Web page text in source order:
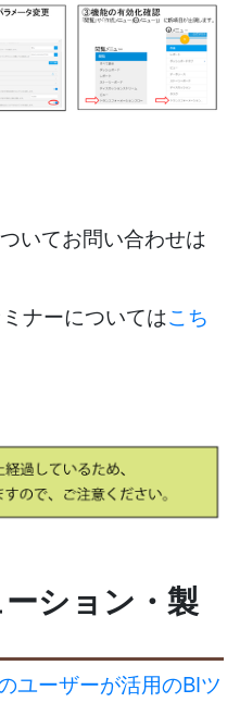
いてお問い合わせは
ナーについてはこち
ション・製
ユーザーが活用のBIツ